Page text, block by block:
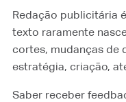
Redação publicitária
texto raramente
cortes, mudanças de
estratégia, criação,
Saber receber